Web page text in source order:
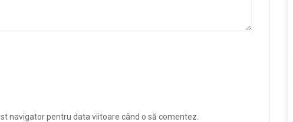
navigator pentru data viitoare când o să comentez.